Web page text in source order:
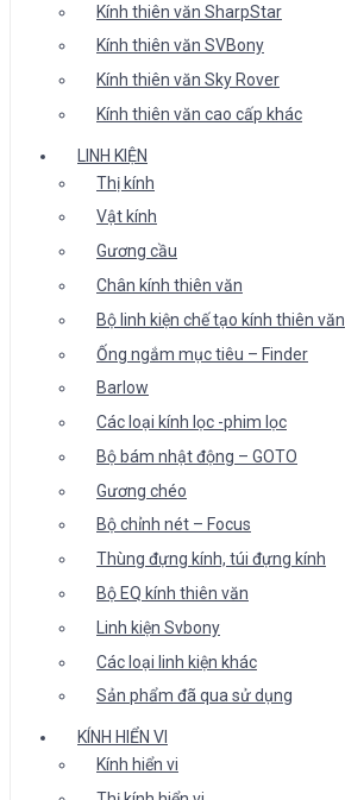
Kính thiên văn SharpStar
Kính thiên văn SVBony
Kính thiên văn Sky Rover
Kính thiên văn cao cấp khác
LINH KIỆN
Thị kính
Vật kính
Gương cầu
Chân kính thiên văn
Bộ linh kiện chế tạo kính thiên văn
Ống ngắm mục tiêu – Finder
Barlow
Các loại kính lọc -phim lọc
Bộ bám nhật động – GOTO
Gương chéo
Bộ chỉnh nét – Focus
Thùng đựng kính, túi đựng kính
Bộ EQ kính thiên văn
Linh kiện Svbony
Các loại linh kiện khác
Sản phẩm đã qua sử dụng
KÍNH HIỂN VI
Kính hiển vi